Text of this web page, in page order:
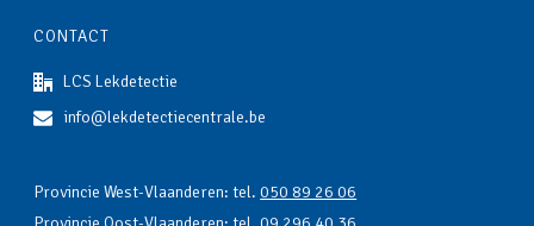
CONTACT
LCS Lekdetectie
info@lekdetectiecentrale.be
Provincie West-Vlaanderen: tel.050 89 26 06